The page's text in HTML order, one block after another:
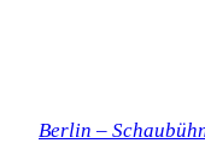
Berlin –